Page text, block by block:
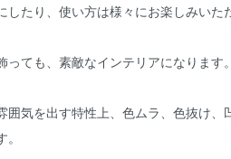
したり、使い方は様々にお楽しみいた
っても、素敵なインテリアになります。
囲気を出す特性上、色ムラ、色抜け、